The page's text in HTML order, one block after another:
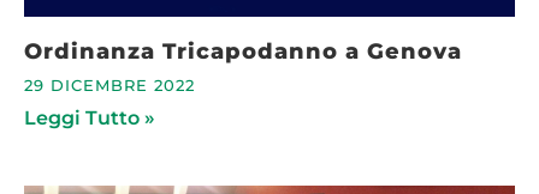
Ordinanza Tricapodanno a Genova
29 DICEMBRE 2022
Leggi Tutto »